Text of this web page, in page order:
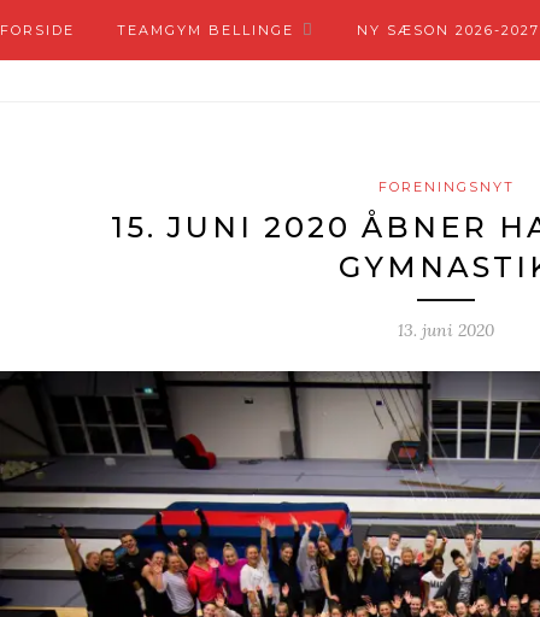
FORSIDE TEAMGYM BELLINGE NY SÆSON 2026-2027
FORENINGSNYT
15. JUNI 2020 ÅBNER
13. juni 2020